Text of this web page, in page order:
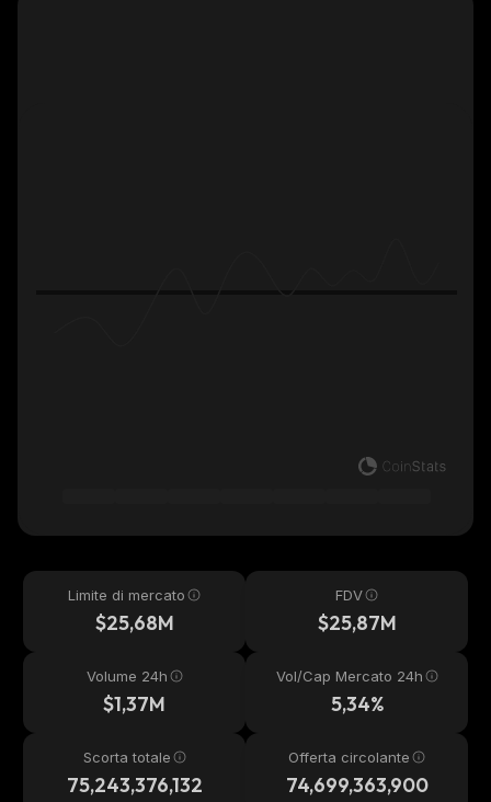
Limite di mercato
$25,68M
FDV
$25,87M
Volume 24h
$1,37M
Vol/Cap Mercato 24h
5,34%
Scorta totale
75,243,376,132
Offerta circolante
74,699,363,900